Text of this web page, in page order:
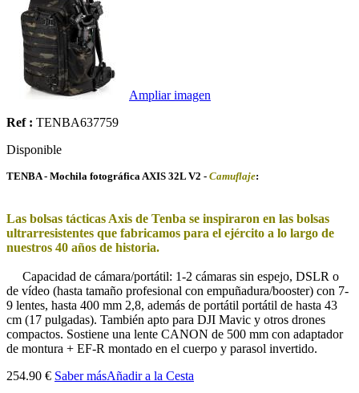
Ampliar imagen
Ref : TENBA637759
Disponible
TENBA - Mochila fotográfica AXIS 32L V2 - Camuflaje:
Las bolsas tácticas Axis de Tenba se inspiraron en las bolsas
ultrarresistentes que fabricamos para el ejército a lo largo de
nuestros 40 años de historia.
Capacidad de cámara/portátil: 1-2 cámaras sin espejo, DSLR o
de vídeo (hasta tamaño profesional con empuñadura/booster) con 7-
9 lentes, hasta 400 mm 2,8, además de portátil portátil de hasta 43
cm (17 pulgadas). También apto para DJI Mavic y otros drones
compactos. Sostiene una lente CANON de 500 mm con adaptador
de montura + EF-R montado en el cuerpo y parasol invertido.
254.90 € Saber másAñadir a la Cesta